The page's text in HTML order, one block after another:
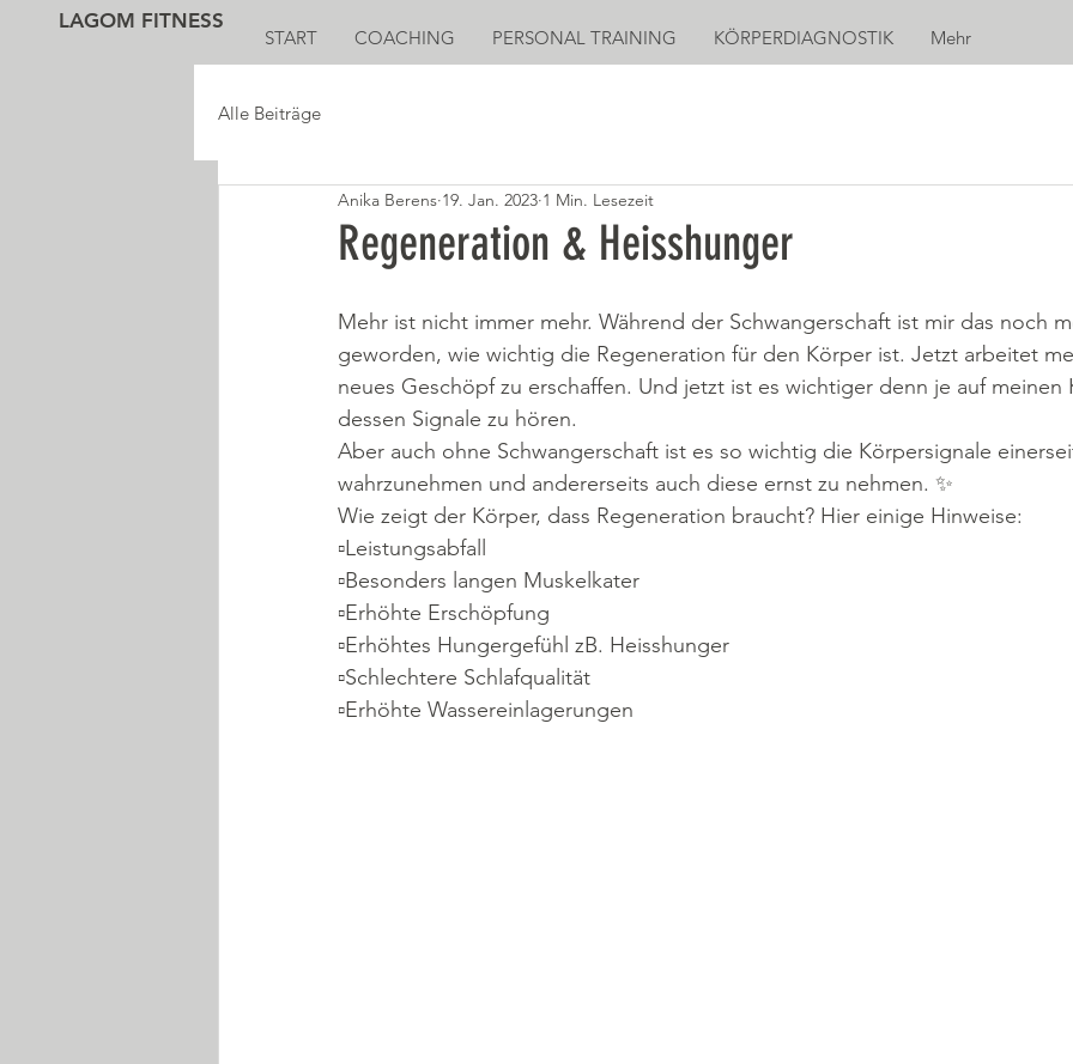
LAGOM FITNESS
START COACHING PERSONAL TRAINING KÖRPERDIAGNOSTIK Mehr
Alle Beiträge
Regeneration & Heisshunger
Anika Berens 19. Jan. 2023 1 Min. Lesezeit
Mehr ist nicht immer mehr. Während der Schwangerschaft ist mir das noch
geworden, wie wichtig die Regeneration für den Körper ist. Jetzt arbeitet
neues Geschöpf zu erschaffen. Und jetzt ist es wichtiger denn je auf meinen
dessen Signale zu hören.
Aber auch ohne Schwangerschaft ist es so wichtig die Körpersignale
wahrzunehmen und andererseits auch diese ernst zu nehmen. ✨
Wie zeigt der Körper, dass Regeneration braucht? Hier einige Hinweise:
▫️Leistungsabfall
▫️Besonders langen Muskelkater
▫️Erhöhte Erschöpfung
▫️Erhöhtes Hungergefühl zB. Heisshunger
▫️Schlechtere Schlafqualität
▫️Erhöhte Wassereinlagerungen